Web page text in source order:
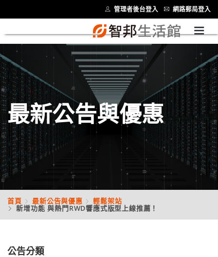
管理者後台登入 網路郵局登入
最新公告與優惠
首頁 最新公告與優惠 輕鬆架站
新增功能 與熱門RWD響應式版型上線推薦！
公告分類